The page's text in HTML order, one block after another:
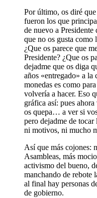
Por último, os diré
fueron los que
de nuevo a
que no os gusta como
¿Que os parece que
Presidente? ¿Que os
dejadme que os diga
años «entregado» a la
monedas es como
volvería a hacer. Eso
gráfica así: pues
os quepa… a ver si
pero dejadme de tocar
ni motivos, ni mucho
Así que más cojones:
Asambleas, más
activismo del bueno,
manchando de rebote
al final hay personas
de gobierno.